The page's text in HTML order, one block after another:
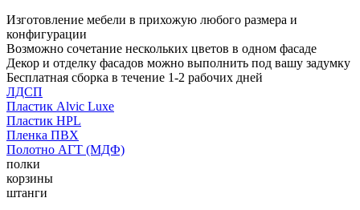
Изготовление мебели в прихожую любого размера и
конфигурации
Возможно сочетание нескольких цветов в одном фасаде
Декор и отделку фасадов можно выполнить под вашу задумку
Бесплатная сборка в течение 1-2 рабочих дней
ЛДСП
Пластик Alvic Luxe
Пластик HPL
Пленка ПВХ
Полотно АГТ (МДФ)
полки
корзины
штанги